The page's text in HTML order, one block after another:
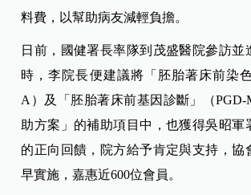
料費，以幫助病友減輕負擔。
日前，國健署長率隊到茂盛醫院參訪並
時，李院長便建議將「胚胎著床前染
A）及「胚胎著床前基因診斷」（
助方案」的補助項目中，也獲得吳昭軍
的正向回饋，院方給予肯定與支持，協
早實施，嘉惠近600位會員。